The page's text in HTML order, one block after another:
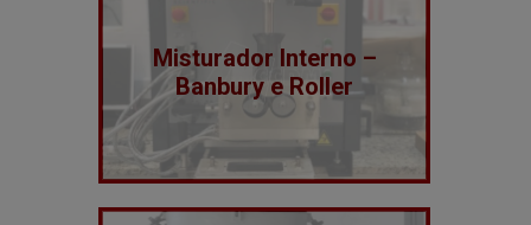
Misturador Interno –
Banbury e Roller